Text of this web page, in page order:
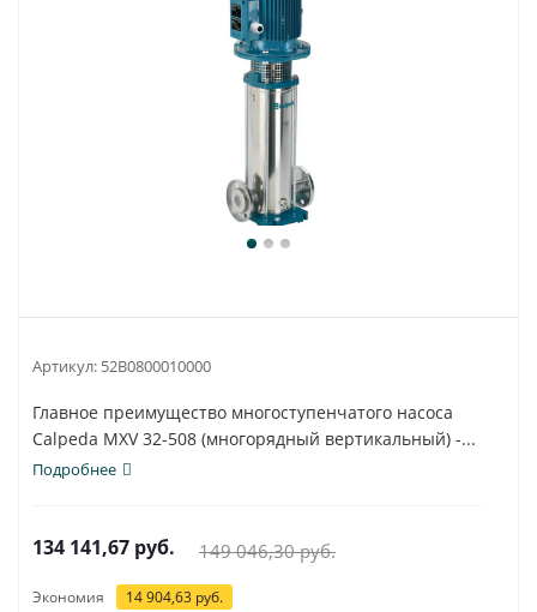
Артикул: 52B0800010000
Главное преимущество многоступенчатого насоса
Calpeda MXV 32-508 (многорядный вертикальный) -...
Подробнее
134 141,67 руб. 149 046,30руб.
Экономия 14 904,63 руб.